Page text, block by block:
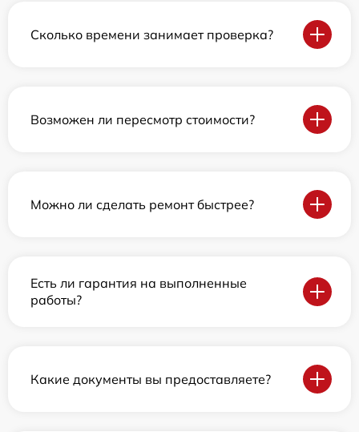
Сколько времени занимает проверка?
Возможен ли пересмотр стоимости?
Можно ли сделать ремонт быстрее?
Есть ли гарантия на выполненные
работы?
Какие документы вы предоставляете?